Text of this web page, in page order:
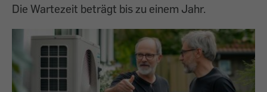
Die Wartezeit beträgt bis zu einem Jahr.